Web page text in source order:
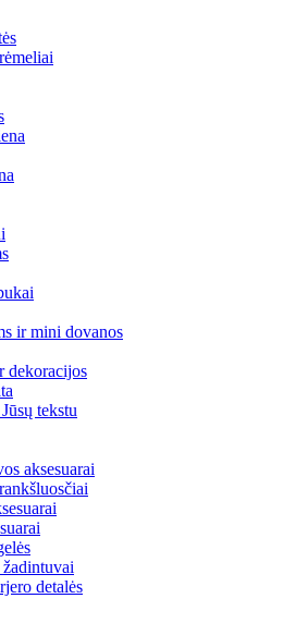
ir mini dovanos
dekoracijos
tekstu
aksesuarai
detalės